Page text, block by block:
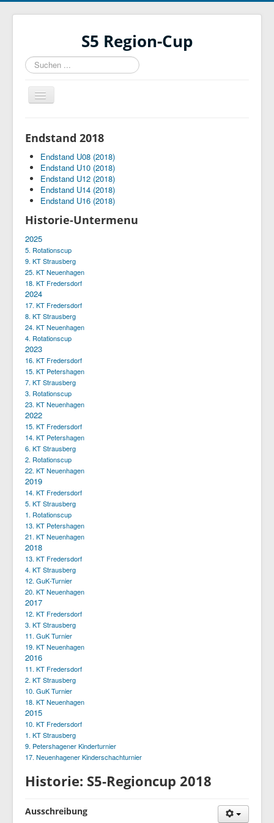
S5 Region-Cup
Suchen
...
Navigation
an/aus
Ausschreibung
Historie
Kontakt
19. KT Fredersdorf
Endstand 2018
Endstand U08 (2018)
Endstand U10 (2018)
Endstand U12 (2018)
Endstand U14 (2018)
Endstand U16 (2018)
Historie-Untermenu
2025
5. Rotationscup
9. KT Strausberg
25. KT Neuenhagen
18. KT Fredersdorf
2024
17. KT Fredersdorf
8. KT Strausberg
24. KT Neuenhagen
4. Rotationscup
2023
16. KT Fredersdorf
15. KT Petershagen
7. KT Strausberg
3. Rotationscup
23. KT Neuenhagen
2022
15. KT Fredersdorf
14. KT Petershagen
6. KT Strausberg
2. Rotationscup
22. KT Neuenhagen
2019
14. KT Fredersdorf
5. KT Strausberg
1. Rotationscup
13. KT Petershagen
21. KT Neuenhagen
2018
13. KT Fredersdorf
4. KT Strausberg
12. GuK-Turnier
20. KT Neuenhagen
2017
12. KT Fredersdorf
3. KT Strausberg
11. GuK Turnier
19. KT Neuenhagen
2016
11. KT Fredersdorf
2. KT Strausberg
10. GuK Turnier
18. KT Neuenhagen
2015
10. KT Fredersdorf
1. KT Strausberg
9. Petershagener Kinderturnier
17. Neuenhagener Kinderschachturnier
Historie: S5-Regioncup 2018
Ausschreibung